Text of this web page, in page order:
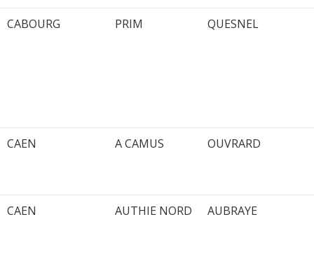
CABOURG PRIM QUESNEL
CAEN A CAMUS OUVRARD
CAEN AUTHIE NORD AUBRAYE